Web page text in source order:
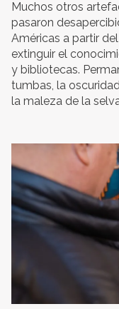
Muchos otros
pasaron
Américas a partir
extinguir el
y bibliotecas.
tumbas, la
la maleza de la